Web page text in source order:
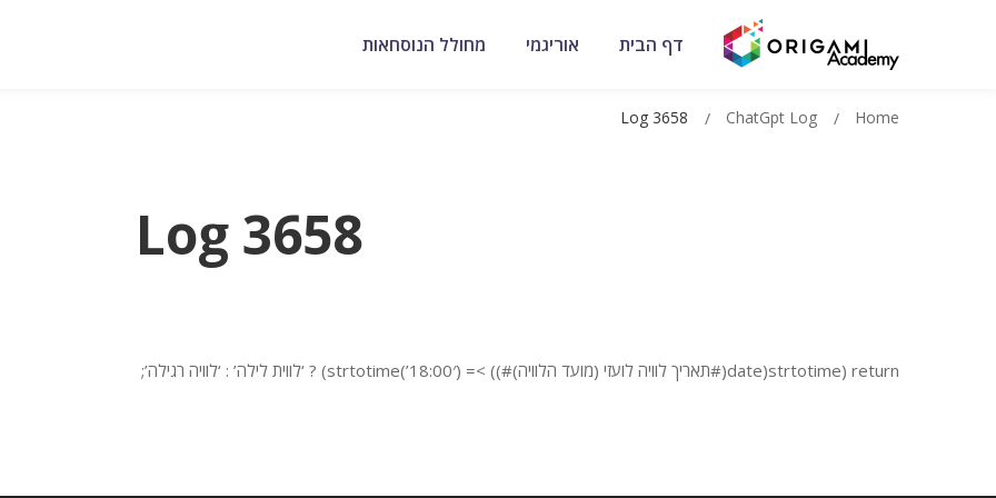
דף הבית אוריגמי מחולל הנוסחאות
Log 3658
Home
ChatGpt Log
Log 3658
return (strtotime(date(#תאריך לוויה לועזי (מועד הלוויה)#)) >= strtotime(’18:00′)) ? ‘לווית לילה’ : ‘לוויה רגילה’;